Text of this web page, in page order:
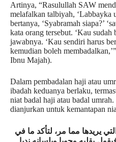
Artinya, “Rasulullah SAW
melafalkan talbiyah, ‘Labbayka
bertanya, ‘Syabramah siapa?’
kata orang tersebut. ‘Kau sudah
jawabnya. ‘Kau sendiri harus
kemudian boleh
Ibnu Majah).
Dalam pembadalan haji atau
ibadah keduanya berlaku,
niat badal haji atau badal
dianjurkan untuk kemantapan
يريدها مما مر، لتأكد ما في